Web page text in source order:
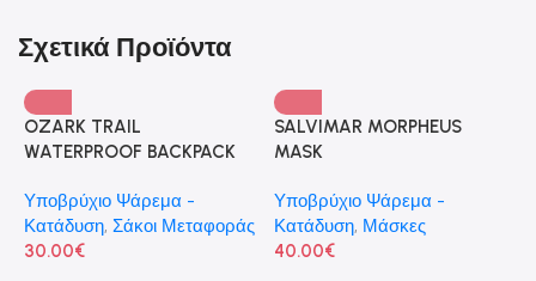
Σχετικά Προϊόντα
OZARK TRAIL
WATERPROOF BACKPACK
Υποβρύχιο Ψάρεμα -
Κατάδυση, Σάκοι Μεταφοράς
30.00€
SALVIMAR MORPHEUS
MASK
Υποβρύχιο Ψάρεμα -
Κατάδυση, Μάσκες
40.00€